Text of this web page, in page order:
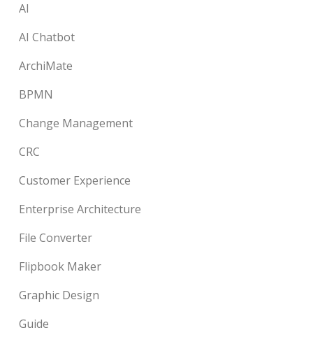
AI
AI Chatbot
ArchiMate
BPMN
Change Management
CRC
Customer Experience
Enterprise Architecture
File Converter
Flipbook Maker
Graphic Design
Guide